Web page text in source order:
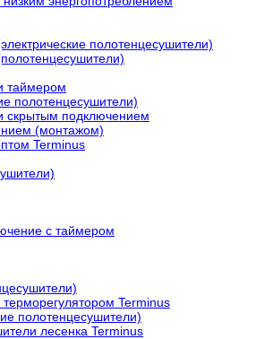
полотенцесушители)
таймером
полотенцесушители)
скрытым подключением
(монтажом)
Terminus
с таймером
Terminus
полотенцесушители)
лесенка Terminus